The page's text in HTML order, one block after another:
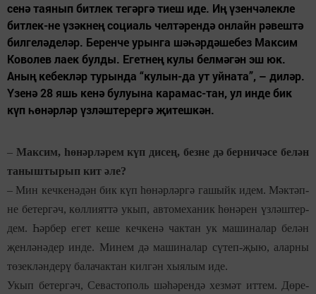
сенә таянып битлек тегәргә тиеш иде. Иң үзенчәлекле
битлек-не үзәкнең социаль челтәрендә онлайн рәвештә
билгеләделәр. Беренче урынга шәһәрдәшебез Максим
Коволев лаек булды. Егетнең кулы белмәгән эш юк.
Аның кебекләр турында “кулын-да ут уйната”, – диләр.
Үзенә 28 яшь кенә булуына карамас-тан, ул инде бик
күп һөнәрләр үзләштерергә җитешкән.
– Мак­сим, һө­нәр­лә­рем күп ди­сең, без­не дә бер­ни­чә­се бе­лән
та­ныш­ты­рып кит әле?
– Мин кеч­ке­нә­дән бик күп һө­нәр­ләр­гә га­шыйк идем. Мәк­тәп­
не бе­тер­гәч, көл­ли­ят­тә укып, ав­то­ме­ха­ник һө­нә­рен үз­ләш­тер­
дем. Һәр­бер егет ке­ше кеч­ке­нә чак­тан ук ма­ши­на­лар бе­лән
җен­лә­нә­дер ин­де. Ми­нем дә ма­ши­на­лар сү­теп-җыю, алар­ны
тө­зек­лән­де­рү ба­ла­чак­тан кил­гән хы­я­лым иде.
Укып бе­тер­гәч, Се­вас­то­поль шә­һә­рен­дә хез­мәт ит­тем. Дө­ре­